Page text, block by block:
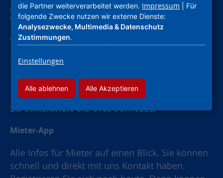
Wohnstadt Stadtentwicklungs- und
Wohnungsbaugesellschaft Hessen mbH
Wolfsschlucht 18
34117 Kassel
Tel.: 05611001-0
SO ERREICHEN SIE UNS SCHNELL.
Mieter-App
Alle Infos für Mieter auf einen Blick. Sie können
schnell und direkt mit uns Kontakt haben.
die Partner weiterverarbeitet werden. Impressum | Für
folgende Zwecke nutzen wir externe Dienste:
Analysezwecke, Multimedia & Datenschutz
Zustimmungen.
Einstellungen
Alle ablehnen Alle Akzeptieren